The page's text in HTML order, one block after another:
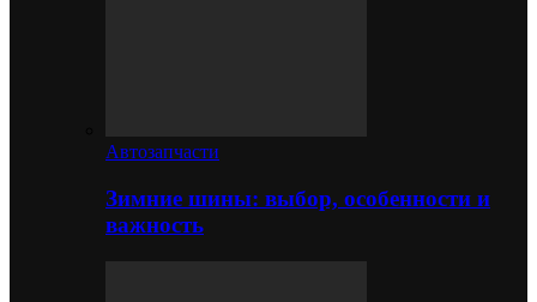
Автозапчасти
Зимние шины: выбор, особенности и
важность